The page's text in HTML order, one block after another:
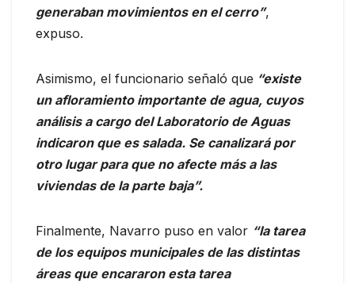
generaban movimientos en el cerro”,
expuso.
Asimismo, el funcionario señaló que “existe
un afloramiento importante de agua, cuyos
análisis a cargo del Laboratorio de Aguas
indicaron que es salada. Se canalizará por
otro lugar para que no afecte más a las
viviendas de la parte baja”.
Finalmente, Navarro puso en valor “la tarea
de los equipos municipales de las distintas
áreas que encararon esta tarea